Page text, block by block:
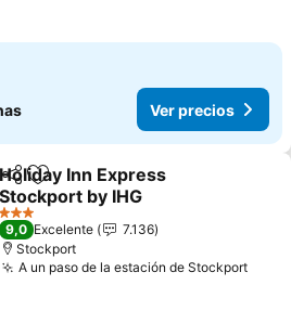
Ver precios
CompartirAgregar a favoritos
Holiday Inn Express
Stockport by IHG
3 Estrellas
9,0 Excelente
7.136
Stockport
A un paso de la estación de Stockport